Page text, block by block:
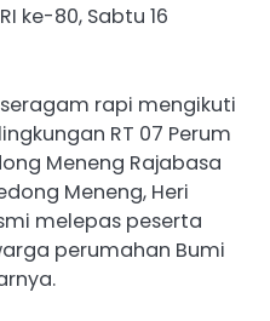
ke-80, Sabtu 16
rapi mengikuti
RT 07 Perum
Meneng Rajabasa
Meneng, Heri
melepas peserta
perumahan Bumi